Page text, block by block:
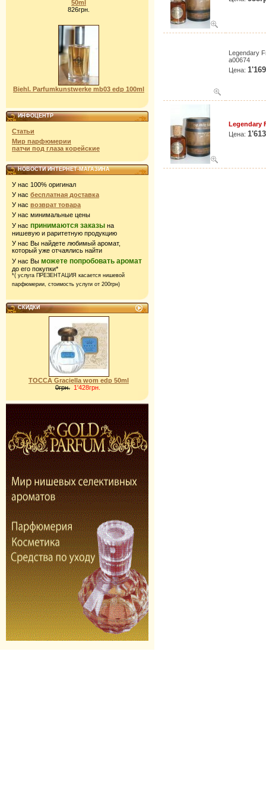
50ml
826грн.
Biehl. Parfumkunstwerke mb03 edp 100ml
ИНФОЦЕНТР
Статьи
Мир парфюмерии
патчи под глаза корейские
НОВОСТИ ИНТЕРНЕТ-МАГАЗИНА
У нас 100% оригинал
У нас бесплатная доставка
У нас возврат товара
У нас минимальные цены
У нас принимаются заказы на
нишевую и раритетную продукцию
У нас Вы найдете любимый аромат,
который уже отчаялись найти
У нас Вы можете попробовать аромат
до его покупки*
*( услуга ПРЕЗЕНТАЦИЯ касается нишевой
парфюмерии, стоимость услуги от 200грн)
СКИДКИ
TOCCA Graciella wom edp 50ml
0грн. 1'428грн.
Legendary
a00674
Цена:
Legendary
Цена: